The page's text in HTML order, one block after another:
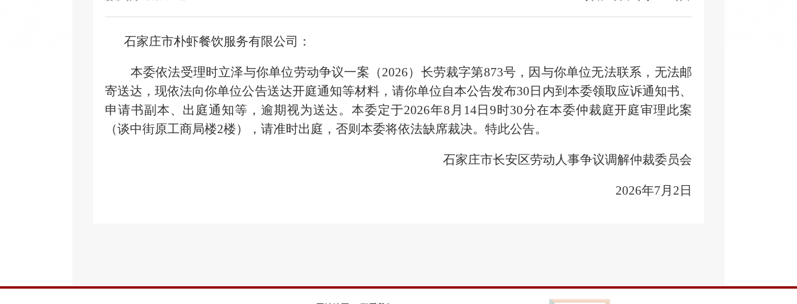
石家庄市朴虾餐饮服务有限公司：
本委依法受理时立泽与你单位劳动争议一案（2026）长劳裁字第873号，因与你单位无法联系，无法邮
寄送达，现依法向你单位公告送达开庭通知等材料，请你单位自本公告发布30日内到本委领取应诉通知书、
申请书副本、出庭通知等，逾期视为送达。本委定于2026年8月14日9时30分在本委仲裁庭开庭审理此案
（谈中街原工商局楼2楼），请准时出庭，否则本委将依法缺席裁决。特此公告。
石家庄市长安区劳动人事争议调解仲裁委员会
2026年7月2日